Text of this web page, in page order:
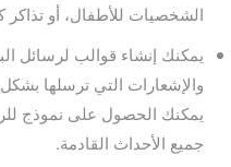
الشخصيات للأطفال، أو
يمكنك إنشاء قوالب لرسائل
والإشعارات التي ترسلها
يمكنك الحصول على نموذج
جميع الأحداث القادمة.